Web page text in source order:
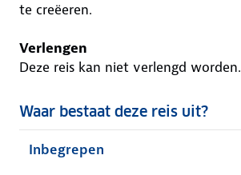
te creëeren.
Verlengen
Deze reis kan niet verlengd worden.
Waar bestaat deze reis uit?
Inbegrepen